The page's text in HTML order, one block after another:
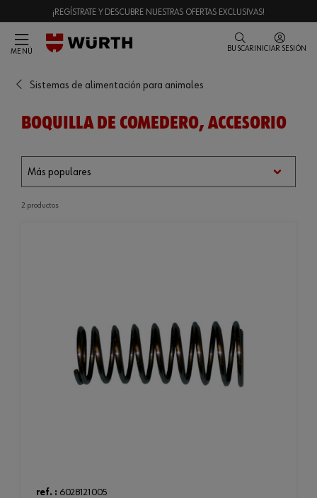
¡REGÍSTRATE Y DESCUBRE NUESTRAS OFERTAS EXCLUSIVAS!
MENÚ BUSCAR INICIAR SESIÓN
Sistemas de alimentación para animales
BOQUILLA DE COMEDERO, ACCESORIO
2 productos
ref. : 6028121005